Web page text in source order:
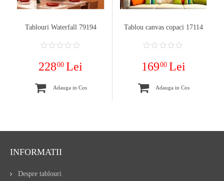
Tablouri Waterfall 79194
22800Lei
Adauga in Cos
Tablou canvas copaci 17114
16900 Lei
Adauga in Cos
INFORMATII
Despre tablouri